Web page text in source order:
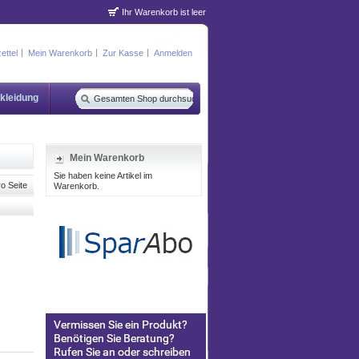
Mein Warenkorb Zur Kasse Anmelden
Ihr Warenkorb ist leer
Seite
Mein Warenkorb
Sie haben keine Artikel im
Warenkorb.